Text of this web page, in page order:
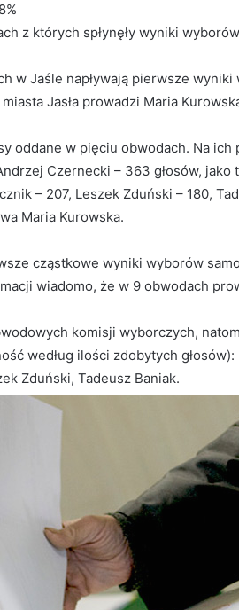
z których spłynęły wyniki
w Jaśle napływają pierwsze
Jasła prowadzi Maria
oddane w pięciu obwodach. Na
Czernecki – 363 głosów,
– 207, Leszek Zduński – 180,
Maria Kurowska.
cząstkowe wyniki wyborów
wiadomo, że w 9 obwodach
komisji wyborczych,
według ilości zdobytych
Zduński, Tadeusz Baniak.